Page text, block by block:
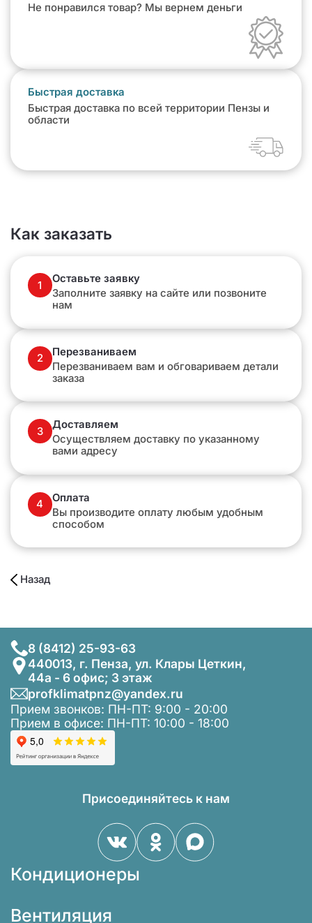
Не понравился товар? Мы вернем деньги
Быстрая доставка
Быстрая доставка по всей территории Пензы и
области
Как заказать
1
Оставьте заявку
Заполните заявку на сайте или позвоните
нам
2
Перезваниваем
Перезваниваем вам и обговариваем детали
заказа
3
Доставляем
Осуществляем доставку по указанному
вами адресу
4
Оплата
Вы производите оплату любым удобным
способом
Назад
8 (8412) 25-93-63
440013, г. Пенза, ул. Клары Цеткин,
44а - 6 офис; 3 этаж
profklimatpnz@yandex.ru
Прием звонков: ПН-ПТ: 9:00 - 20:00
Прием в офисе: ПН-ПТ: 10:00 - 18:00
Присоединяйтесь к нам
Кондиционеры
Вентиляция